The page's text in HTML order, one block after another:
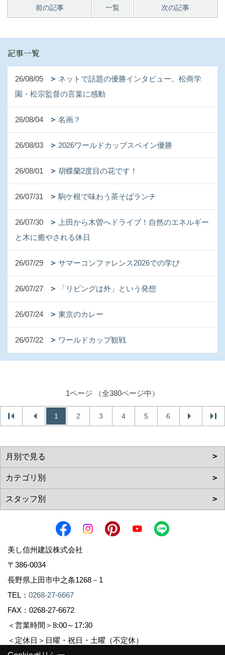
前の記事 一覧 次の記事
記事一覧
26/08/05
ネットで話題の優勝インタビュー。松商学
園・松宗監督の言葉に感動
26/08/04 名画？
26/08/03 2026ワールドカップスペイン優勝
26/08/01 胡蝶蘭2度目の花です！
26/07/31 駒ケ根で味わう茶そばランチ
26/07/30
上田から木曽へドライブ！自然のエネルギー
と木に癒やされる休日
26/07/29 サマーコンファレンス2026での学び
26/07/27 「リビングは外」という発想
26/07/24 東京のカレー
26/07/22 ワールドカップ観戦
1ページ （全380ページ中）
1 2 3 4 5 6
美し信州建設株式会社
〒386-0034
長野県上田市中之条1268－1
TEL： 0268-27-6667
FAX：0268-27-6672
＜営業時間＞8:00～17:30
＜定休日＞日曜・祝日・土曜（不定休）